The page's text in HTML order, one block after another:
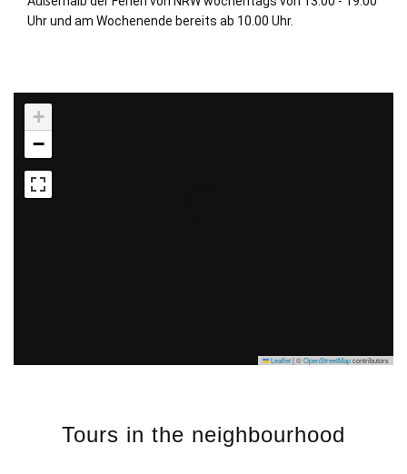
Uhr und am Wochenende bereits ab 10.00 Uhr.
+
−
Leaflet|©OpenStreetMapcontributors
Tours in the neighbourhood